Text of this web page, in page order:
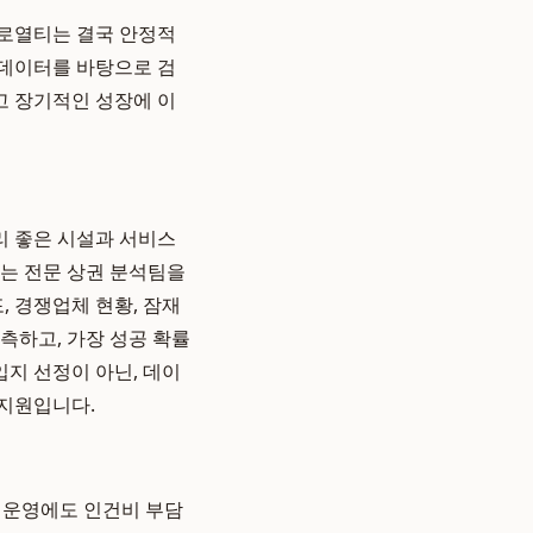
열티는 결국 안정적
이터를 바탕으로 검
장기적인 성장에 이
좋은 시설과 서비스
전문 상권 분석팀을
경쟁업체 현황, 잠재
하고, 가장 성공 확률
선정이 아닌, 데이
원입니다.
영에도 인건비 부담